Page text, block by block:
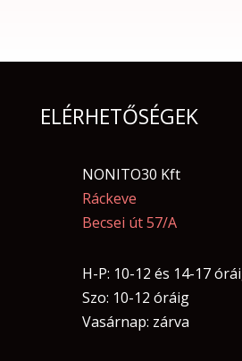
ELÉRHETŐSÉGEK
NONITO30 Kft
Ráckeve
Becsei út 57/A
H-P: 10-12 és 14-17
Szo: 10-12 óráig
Vasárnap: zárva